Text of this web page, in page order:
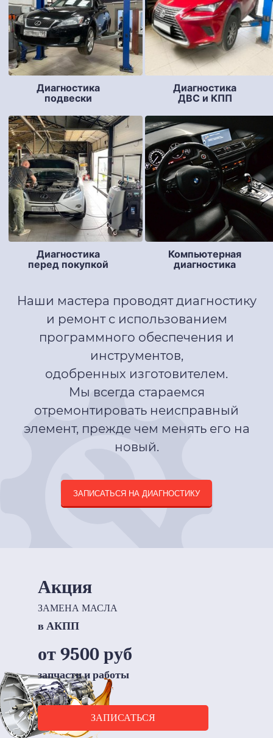
Диагностика
подвески
Диагностика
ДВС и КПП
Диагностика
перед покупкой
Компьютерная
диагностика
Наши мастера проводят диагностику
и ремонт с использованием
программного обеспечения и
инструментов,
одобренных изготовителем.
Мы всегда стараемся
отремонтировать неисправный
элемент, прежде чем менять его на
новый.
ЗАПИСАТЬСЯ НА ДИАГНОСТИКУ
Акция
ЗАМЕНА МАСЛА
в АКПП
от 9500 руб
запчасти и работы
ЗАПИСАТЬСЯ